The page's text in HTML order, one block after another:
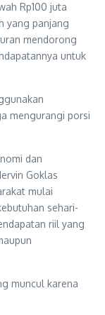
Rp100 juta
yang panjang
mendorong
untuk
mengurangi porsi
dan
Goklas
mulai
sehari-
riil yang
muncul karena